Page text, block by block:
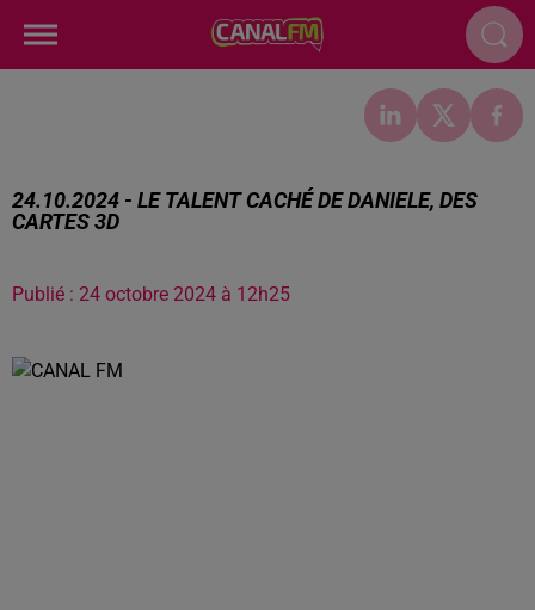
24.10.2024 - LE TALENT CACHÉ DE DANIELE, DES
CARTES 3D
Publié : 24 octobre 2024 à 12h25